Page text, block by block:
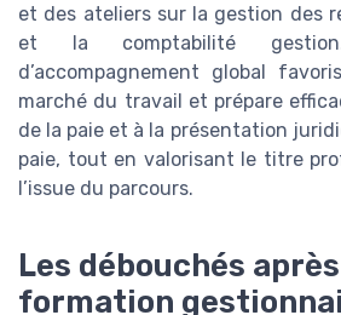
et des ateliers sur la gestion des
et la comptabilité
d’accompagnement global
marché du travail et prépare
de la paie et à la présentation
paie, tout en valorisant le titre
l’issue du parcours.
Les débouchés
formation